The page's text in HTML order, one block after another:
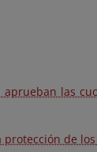
las
de